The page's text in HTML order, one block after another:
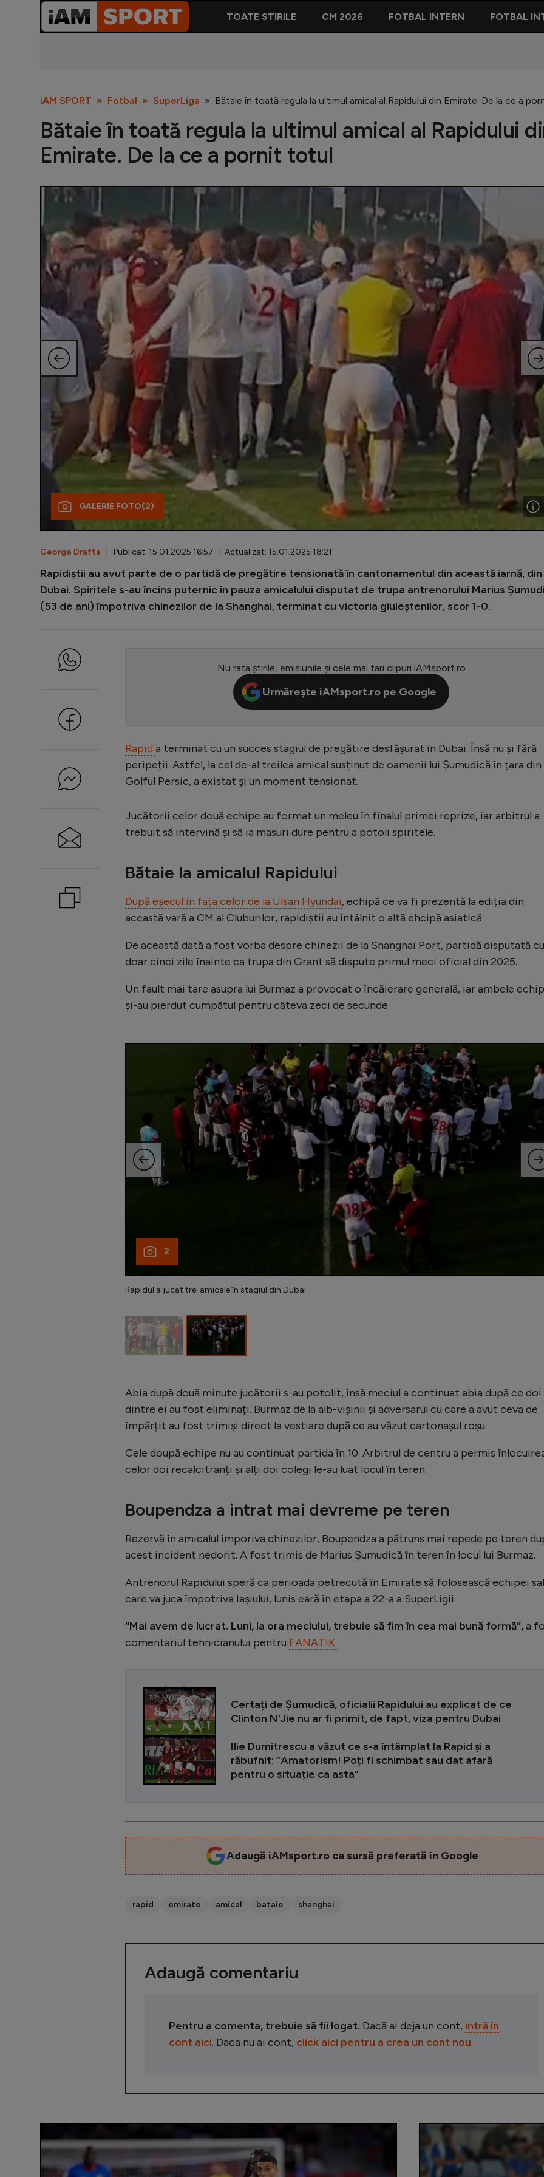
TOATE STIRILE CM 2026 FOTBAL INTERN FOTBAL
iAM SPORT Fotbal SuperLiga Bătaie în toată regula la ultimul amical al Rapidului din Emirate. De la ce a
Bătaie în toată regula la ultimul amical al Rapidului
Emirate. De la ce a pornit totul
GALERIE FOTO(2)
George Drafta | Publicat: 15.01.2025 16:57 | Actualizat: 15.01.2025 18:21
Rapidiștii au avut parte de o partidă de pregătire tensionată în cantonamentul din această iarnă, din
Dubai. Spiritele s-au încins puternic în pauza amicalului disputat de trupa antrenorului Marius
(53 de ani) împotriva chinezilor de la Shanghai, terminat cu victoria giuleștenilor, scor 1-0.
Nu rata știrile, emisiunile și cele mai tari clipuri iAMsport.ro
Urmărește iAMsport.ro pe Google
Rapid a terminat cu un succes stagiul de pregătire desfășurat în Dubai. Însă nu și fără
peripeții. Astfel, la cel de-al treilea amical susținut de oamenii lui Șumudică în țara din
Golful Persic, a existat și un moment tensionat.
Jucătorii celor două echipe au format un meleu în finalul primei reprize, iar arbitrul a
trebuit să intervină și să ia masuri dure pentru a potoli spiritele.
Bătaie la amicalul Rapidului
După eșecul în fața celor de la Ulsan Hyundai, echipă ce va fi prezentă la ediția din
această vară a CM al Cluburilor, rapidiștii au întâlnit o altă ehcipă asiatică.
De această dată a fost vorba despre chinezii de la Shanghai Port, partidă disputată cu
doar cinci zile înainte ca trupa din Grant să dispute primul meci oficial din 2025.
Un fault mai tare asupra lui Burmaz a provocat o încăierare generală, iar ambele
și-au pierdut cumpătul pentru câteva zeci de secunde.
2
Rapidul a jucat trei amicale în stagiul din Dubai
Abia după două minute jucătorii s-au potolit, însă meciul a continuat abia după ce doi
dintre ei au fost eliminați. Burmaz de la alb-vișinii și adversarul cu care a avut ceva de
împărțit au fost trimiși direct la vestiare după ce au văzut cartonașul roșu.
Cele doupă echipe nu au continuat partida în 10. Arbitrul de centru a permis
celor doi recalcitranți și alți doi colegi le-au luat locul în teren.
Boupendza a intrat mai devreme pe teren
Rezervă în amicalul împoriva chinezilor, Boupendza a pătruns mai repede pe teren
acest incident nedorit. A fost trimis de Marius Șumudică în teren în locul lui Burmaz.
Antrenorul Rapidului speră ca perioada petrecută în Emirate să folosească echipei
care va juca împotriva Iașiului, lunis eară în etapa a 22-a a SuperLigii.
"Mai avem de lucrat. Luni, la ora meciului, trebuie să fim în cea mai bună formă”,a
comentariul tehnicianului pentru FANATIK.
CITEȘTE ȘI
Certați de Șumudică, oficialii Rapidului au explicat de ce
Clinton N'Jie nu ar fi primit, de fapt, viza pentru Dubai
Ilie Dumitrescu a văzut ce s-a întâmplat la Rapid și a
răbufnit: ”Amatorism! Poți fi schimbat sau dat afară
pentru o situație ca asta”
Adaugă iAMsport.ro ca sursă preferată în Google
rapid emirate amical bataie shanghai
Adaugă comentariu
Pentru a comenta, trebuie să fii logat. Dacă ai deja un cont, intră în
cont aici. Daca nu ai cont, click aici pentru a crea un cont nou.